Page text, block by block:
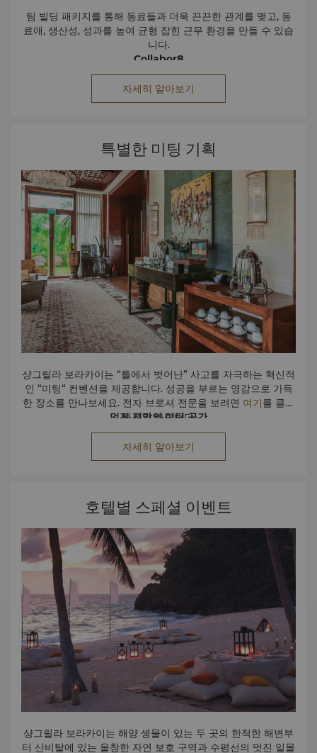
팀 빌딩 패키지를 통해 동료들과 더욱 끈끈한 관계를 맺고, 동
료애, 생산성, 성과를 높여 균형 잡힌 근무 환경을 만들 수 있습
니다.
Collabor8
자연에 둘러싸여 편안하고 에너지를 고양시켜주는 분위기를 즐
기면서 8가지 재미있는 팀 빌딩 액티비티에 참여해보세요. 팀
원들과 유대감을 쌓고, 활기를 되찾을 수 있으며 동기를 부여해
Collabor8 전자 브로셔
토밍 세션부터 즐거움과 CSR활동이 어우러진 팀빌딩 액티비
티, 그리고 바닷가에서 즐기는 회사 이벤트에 이르기까지. 선글
라스 앳 워크는 평범한 회의에 특별한 섬의 분위기를 더해줍니
선글라스 앳 워크 전자 브로셔
자세히 알아보기
특별한 미팅 기획
샹그릴라 보라카이는 “틀에서 벗어난” 사고를 자극하는 혁신적
인 “미팅“ 컨벤션을 제공합니다. 성공을 부르는 영감으로 가득
한 장소를 만나보세요. 전자 브로셔 전문을 보려면 여기를 클릭
하시기 바랍니다.
멋진 전망의 미팅 공간
평범한 미팅 환경에서 벗어나 예상치 못한 장소로 팀원들을 데
려가 보세요. 트리 하우스나, 바다 전경이 가득한 미팅 전용 공
간 같은 최적의 미팅 환경에서 기획 세션을 열고 거시적으로 접
냅니다.
커피 한 잔 이상의 휴식
다양한 스낵, 5분간의 CHI 스파 마사지로 구성된 웰빙 휴식을
선택하세요. 유기농을 원한다면 정원에서 바로 딴 허브로 만든
스낵과 음료를 즐겨보세요. 물고기가 먹을 수 있는 성분으로 된
에코 골프공으로 해변에서 골프 연습을 하거나 엔터테인먼트
존에서 당구, 에어 하키, 탁구 또는 댄스 대결을 즐길 수 있습니
다. 45분간 휴식을 취하면서 활력을 얻고 스트레스를 해소해보
세요.
즐거운 비즈니스
이용 가능한 액티비티로는 팀원들이 선셋 칵테일을 마시면서
할 수 있는 공예 등의 단기 레크리에이션 체험, 트리탑 레스토
랑 리마(Rima)까지 가는 조식 등반으로 시작하는 하루, 스낵과
함께 별빛 아래에서 즐기는 무비 나이트, 가든에서 즐기는 런천
바비큐가 있습니다.
아젠다 없는 모임
팀원 간의 유대감을 쌓는 데 파라다이스에서 열리는 고급스럽
고 호화로운 소셜 이벤트보다 더 나은 방법이 있을까요? 그 어
디에서도 찾아볼 수 없는 이벤트를 누려보세요. 샹그릴라 보라
카이 인터네셔널 키친 및 푸드 서비스 팀에서 준비한 세계 각국
의 요리를 맛볼 수 있습니다.
자세히 알아보기
호텔별 스페셜 이벤트
샹그릴라 보라카이는 해양 생물이 있는 두 곳의 한적한 해변부
터 산비탈에 있는 울창한 자연 보호 구역과 수평선의 멋진 일몰